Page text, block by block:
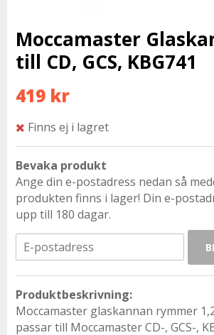
Moccamaster
till CD, GCS, KBG741
419 kr
Finns ej i lagret
Bevaka produkt
Ange din e-postadress nedan så
produkten finns i lager! Din e-
upp till 180 dagar.
Produktbeskrivning:
Moccamaster glaskannan rymmer
passar till Moccamaster CD-, GCS-,